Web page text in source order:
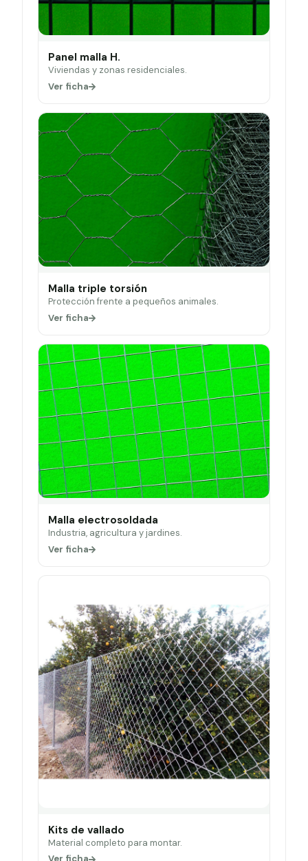
Panel malla H.
Viviendas y zonas residenciales.
Ver ficha
Malla triple torsión
Protección frente a pequeños animales.
Ver ficha
Malla electrosoldada
Industria, agricultura y jardines.
Ver ficha
Kits de vallado
Material completo para montar.